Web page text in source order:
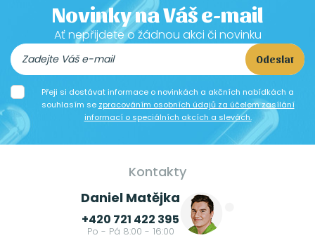
Novinky na Váš e-mail
Ať nepřijdete o žádnou akci či novinku
Odeslat
Přeji si dostávat informace o novinkách a akčních nabídkách a
souhlasím se zpracováním osobních údajů za účelem zasílání
informací o speciálních akcích a slevách.
Kontakty
Daniel Matějka
+420 721 422 395
Po - Pá 8:00 - 16:00